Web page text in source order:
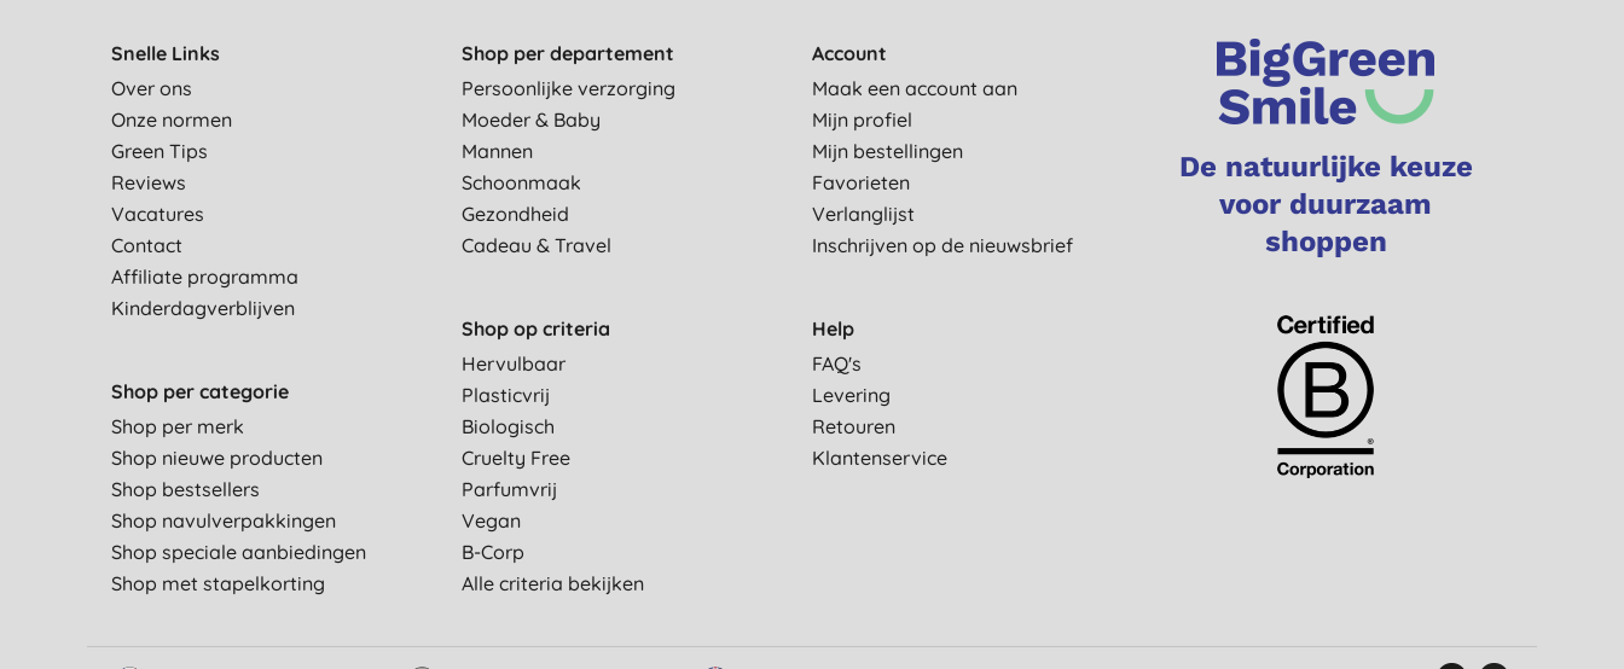
Snelle Links
Over ons
Onze normen
Green Tips
Reviews
Vacatures
Contact
Affiliate programma
Kinderdagverblijven
Shop per categorie
Shop per merk
Shop nieuwe producten
Shop bestsellers
Shop navulverpakkingen
Shop speciale aanbiedingen
Shop met stapelkorting
Shop per departement
Persoonlijke verzorging
Moeder & Baby
Mannen
Schoonmaak
Gezondheid
Cadeau & Travel
Shop op criteria
Hervulbaar
Plasticvrij
Biologisch
Cruelty Free
Parfumvrij
Vegan
B-Corp
Alle criteria bekijken
Account
Maak een account aan
Mijn profiel
Mijn bestellingen
Favorieten
Verlanglijst
Inschrijven op de nieuwsbrief
Help
FAQ's
Levering
Retouren
Klantenservice
De natuurlijke keuze
voor duurzaam
shoppen